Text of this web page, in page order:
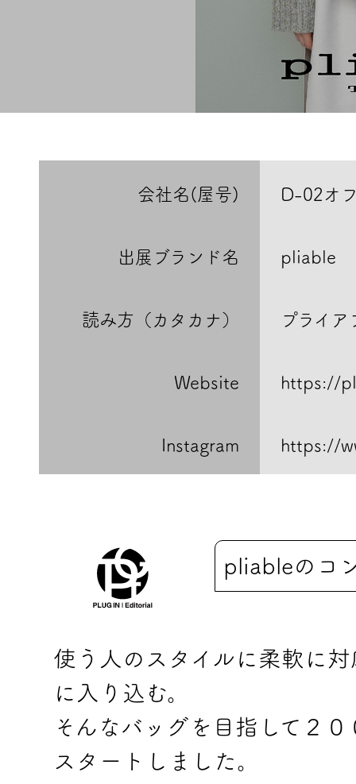
会社名(屋号) D-02オ
出展ブランド名 pliable
読み方（カタカナ） プライア
Website https://
Instagram https://
pliableのコ
使う人のスタイルに柔軟に
に入り込む。
そんなバッグを目指して２
スタートしました。